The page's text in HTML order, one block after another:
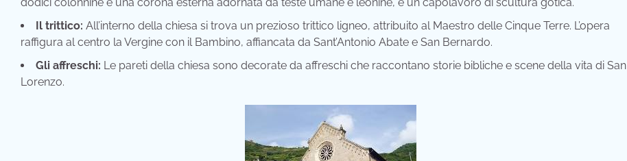
Il trittico: All’interno della chiesa si trova un prezioso trittico ligneo, attribuito al Maestro delle Cinque Terre. L’opera
raffigura al centro la Vergine con il Bambino, affiancata da Sant’Antonio Abate e San Bernardo.
Gli affreschi: Le pareti della chiesa sono decorate da affreschi che raccontano storie bibliche e scene della vita di San
Lorenzo.